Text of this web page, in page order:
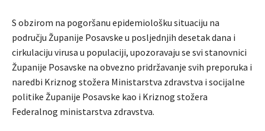
S obzirom na pogoršanu epidemiološku situaciju na
području Županije Posavske u posljednjih desetak dana i
cirkulaciju virusa u populaciji, upozoravaju se svi stanovnici
Županije Posavske na obvezno pridržavanje svih preporuka i
naredbi Kriznog stožera Ministarstva zdravstva i socijalne
politike Županije Posavske kao i Kriznog stožera
Federalnog ministarstva zdravstva.